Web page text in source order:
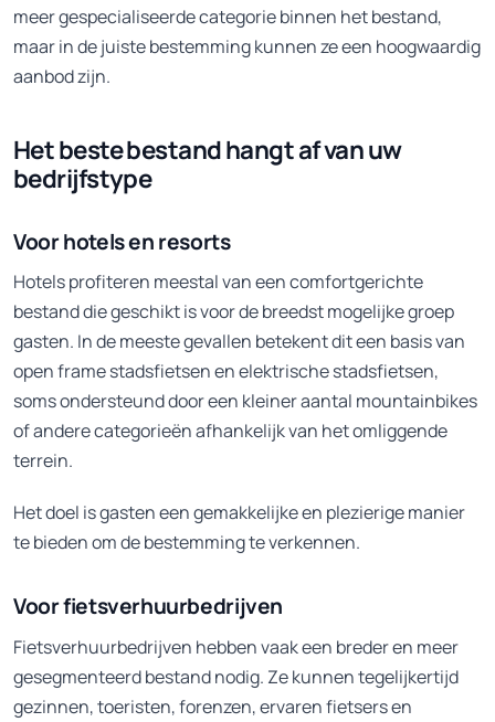
meer gespecialiseerde categorie binnen het bestand,
maar in de juiste bestemming kunnen ze een hoogwaardig
aanbod zijn.
Het beste bestand hangt af van uw
bedrijfstype
Voor hotels en resorts
Hotels profiteren meestal van een comfortgerichte
bestand die geschikt is voor de breedst mogelijke groep
gasten. In de meeste gevallen betekent dit een basis van
open frame stadsfietsen en elektrische stadsfietsen,
soms ondersteund door een kleiner aantal mountainbikes
of andere categorieën afhankelijk van het omliggende
terrein.
Het doel is gasten een gemakkelijke en plezierige manier
te bieden om de bestemming te verkennen.
Voor fietsverhuurbedrijven
Fietsverhuurbedrijven hebben vaak een breder en meer
gesegmenteerd bestand nodig. Ze kunnen tegelijkertijd
gezinnen, toeristen, forenzen, ervaren fietsers en